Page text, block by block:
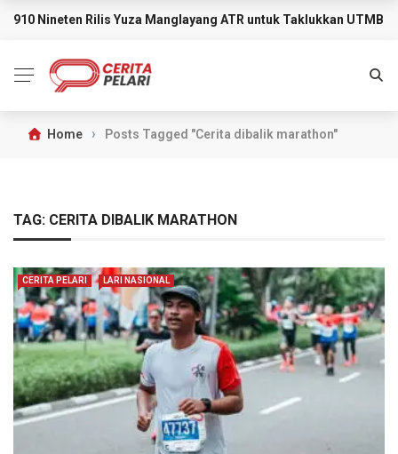
BREAKING NEWS
910 Nineten Rilis Yuza Manglayang ATR untuk Taklukkan UTMB
Home › Posts Tagged "Cerita dibalik marathon"
TAG: CERITA DIBALIK MARATHON
CERITA PELARI LARI NASIONAL